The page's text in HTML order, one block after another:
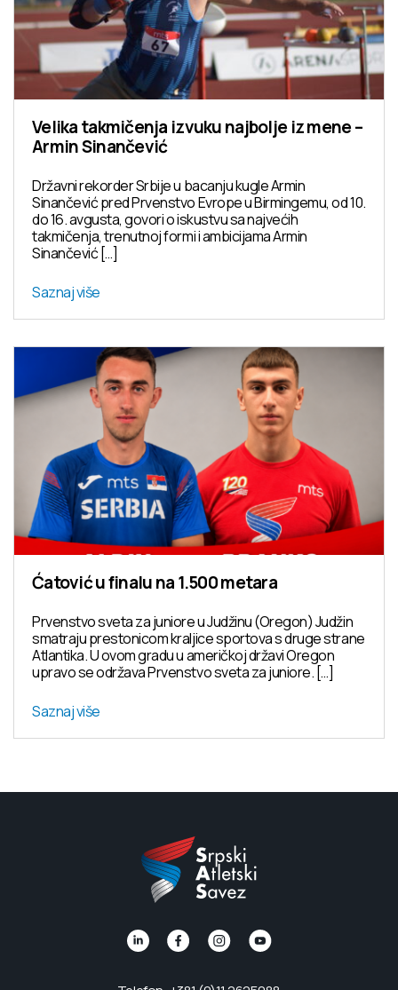
Velika takmičenja izvuku najbolje iz mene –
Armin Sinančević
Državni rekorder Srbije u bacanju kugle Armin
Sinančević pred Prvenstvo Evrope u Birmingemu, od 10.
do 16. avgusta, govori o iskustvu sa najvećih
takmičenja, trenutnoj formi i ambicijama Armin
Sinančević […]
Saznaj više
Ćatović u finalu na 1.500 metara
Prvenstvo sveta za juniore u Judžinu (Oregon) Judžin
smatraju prestonicom kraljice sportova s druge strane
Atlantika. U ovom gradu u američkoj državi Oregon
upravo se održava Prvenstvo sveta za juniore. […]
Saznaj više